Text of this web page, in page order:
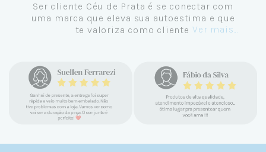
Ser cliente Céu de Prata é se conectar com
uma marca que eleva sua autoestima e que
te valoriza como cliente. Ver mais...